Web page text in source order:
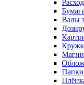
Валы
Папки